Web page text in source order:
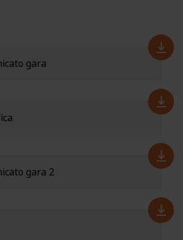
gara
gara 2